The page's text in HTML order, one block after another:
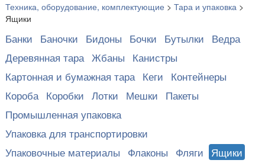
Техника, оборудование, комплектующие > Тара и упаковка >
Ящики
Банки Баночки Бидоны Бочки Бутылки Ведра
Деревянная тара Жбаны Канистры
Картонная и бумажная тара Кеги Контейнеры
Короба Коробки Лотки Мешки Пакеты
Промышленная упаковка
Упаковка для транспортировки
Упаковочные материалы Флаконы Фляги Ящики